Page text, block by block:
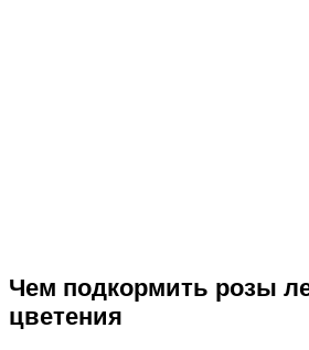
Чем подкормить розы
цветения